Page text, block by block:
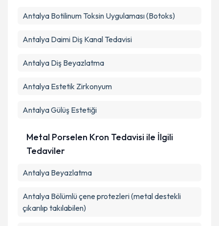
Antalya Botilinum Toksin Uygulaması (Botoks)
Antalya Daimi Diş Kanal Tedavisi
Antalya Diş Beyazlatma
Antalya Estetik Zirkonyum
Antalya Gülüş Estetiği
Metal Porselen Kron Tedavisi ile İlgili
Tedaviler
Antalya Beyazlatma
Antalya Bölümlü çene protezleri (metal destekli
çıkarılıp takılabilen)